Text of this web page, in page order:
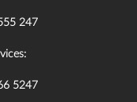
247
5247